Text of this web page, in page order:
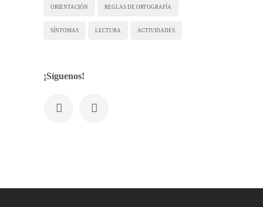
ORIENTACIÓN REGLAS DE ORTOGRAFÍA
SÍNTOMAS LECTURA ACTIVIDADES
¡Síguenos!